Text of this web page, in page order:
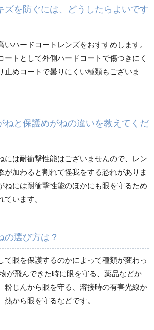
ネ
その他
ズを防ぐには、どうしたらよいです
いハードコートレンズをおすすめします。
ートとして外側ハードコートで傷つきにく
止めコートで曇りにくい種類もございま
ねと保護めがねの違いを教えてくだ
には耐衝撃性能はございませんので、レン
が加わると割れて怪我をする恐れがありま
ねには耐衝撃性能のほかにも眼を守るため
ています。
の選び方は？
て眼を保護するのかによって種類が変わっ
が飛んできた時に眼を守る、薬品などか
粉じんから眼を守る、溶接時の有害光線か
熱から眼を守るなどです。